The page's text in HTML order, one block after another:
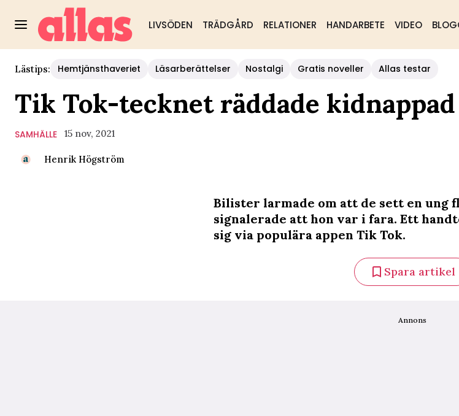
LIVSÖDEN TRÄDGÅRD RELATIONER HANDARBETE VIDEO
Lästips: Hemtjänsthaveriet Läsarberättelser Nostalgi Gratis noveller Allas testar
Tik Tok-tecknet räddade
SAMHÄLLE 15 nov, 2021
Henrik Högström
Bilister larmade om att de sett en ung
signalerade att hon var i fara. Ett
sig via populära appen Tik Tok.
Spara artikel
Annons